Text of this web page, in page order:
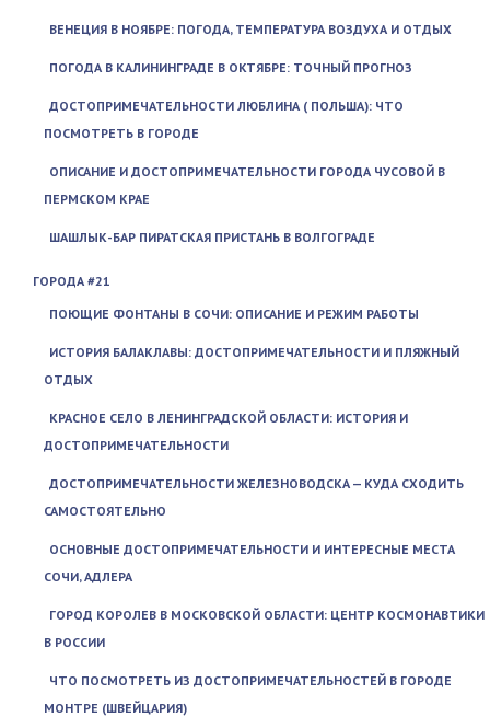
ВЕНЕЦИЯ В НОЯБРЕ: ПОГОДА, ТЕМПЕРАТУРА ВОЗДУХА И ОТДЫХ
ПОГОДА В КАЛИНИНГРАДЕ В ОКТЯБРЕ: ТОЧНЫЙ ПРОГНОЗ
ДОСТОПРИМЕЧАТЕЛЬНОСТИ ЛЮБЛИНА ( ПОЛЬША): ЧТО
ПОСМОТРЕТЬ В ГОРОДЕ
ОПИСАНИЕ И ДОСТОПРИМЕЧАТЕЛЬНОСТИ ГОРОДА ЧУСОВОЙ В
ПЕРМСКОМ КРАЕ
ШАШЛЫК-БАР ПИРАТСКАЯ ПРИСТАНЬ В ВОЛГОГРАДЕ
ГОРОДА #21
ПОЮЩИЕ ФОНТАНЫ В СОЧИ: ОПИСАНИЕ И РЕЖИМ РАБОТЫ
ИСТОРИЯ БАЛАКЛАВЫ: ДОСТОПРИМЕЧАТЕЛЬНОСТИ И ПЛЯЖНЫЙ
ОТДЫХ
КРАСНОЕ СЕЛО В ЛЕНИНГРАДСКОЙ ОБЛАСТИ: ИСТОРИЯ И
ДОСТОПРИМЕЧАТЕЛЬНОСТИ
ДОСТОПРИМЕЧАТЕЛЬНОСТИ ЖЕЛЕЗНОВОДСКА — КУДА СХОДИТЬ
САМОСТОЯТЕЛЬНО
ОСНОВНЫЕ ДОСТОПРИМЕЧАТЕЛЬНОСТИ И ИНТЕРЕСНЫЕ МЕСТА
СОЧИ, АДЛЕРА
ГОРОД КОРОЛЕВ В МОСКОВСКОЙ ОБЛАСТИ: ЦЕНТР КОСМОНАВТИКИ
В РОССИИ
ЧТО ПОСМОТРЕТЬ ИЗ ДОСТОПРИМЕЧАТЕЛЬНОСТЕЙ В ГОРОДЕ
МОНТРЕ (ШВЕЙЦАРИЯ)